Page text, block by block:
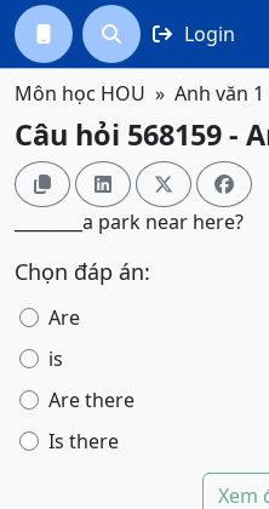
  Login
Môn học HOU Anh văn 1
Câu hỏi 568159 -
   
________a park near here?
Chọn đáp án:
Are
is
Are there
Is there
Xem